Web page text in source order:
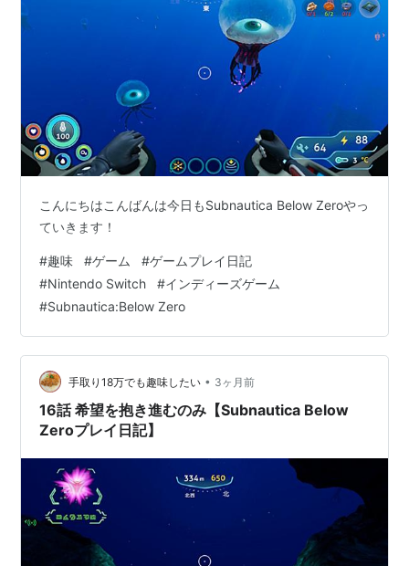
こんにちはこんばんは今日もSubnautica Below Zeroやっ
ていきます！
#趣味 #ゲーム #ゲームプレイ日記
#Nintendo Switch #インディーズゲーム
#Subnautica:Below Zero
手取り18万でも趣味したい • 3ヶ月前
16話 希望を抱き進むのみ【Subnautica Below
Zeroプレイ日記】